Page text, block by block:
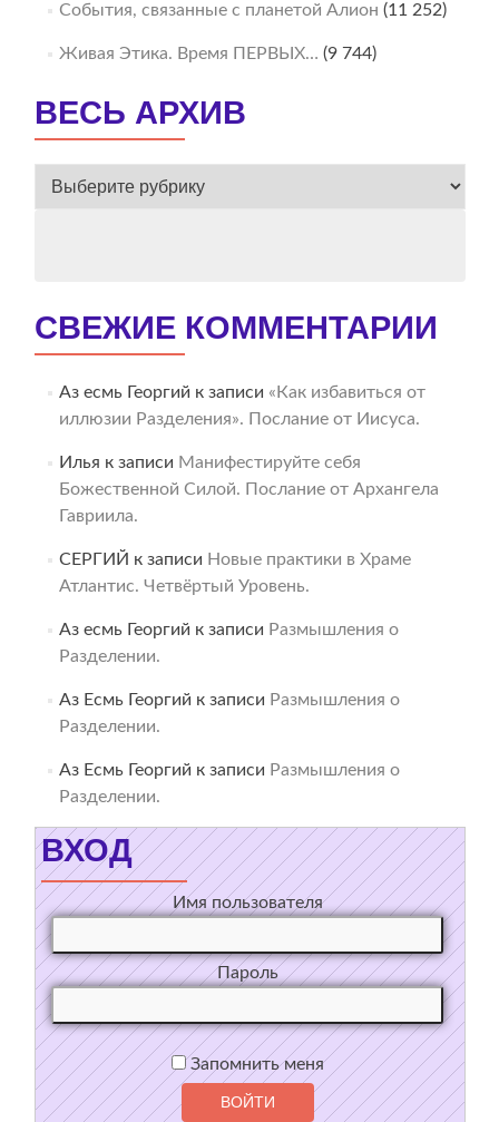
События, связанные с планетой Алион (11 252)
Живая Этика. Время ПЕРВЫХ… (9 744)
ВЕСЬ АРХИВ
ВЕСЬ
СВЕЖИЕ КОММЕНТАРИИ
Аз есмь Георгий к записи «Как избавиться от
иллюзии Разделения». Послание от Иисуса.
Илья к записи Манифестируйте себя
Божественной Силой. Послание от Архангела
Гавриила.
СЕРГИЙ к записи Новые практики в Храме
Атлантис. Четвёртый Уровень.
Аз есмь Георгий к записи Размышления о
Разделении.
Аз Есмь Георгий к записи Размышления о
Разделении.
Аз Есмь Георгий к записи Размышления о
Разделении.
ВХОД
Имя пользователя
Пароль
Запомнить меня